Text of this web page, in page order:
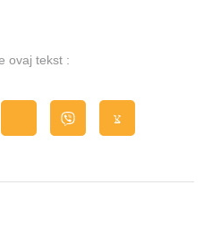
ovaj tekst :